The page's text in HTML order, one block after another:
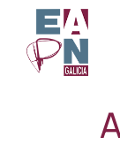
content